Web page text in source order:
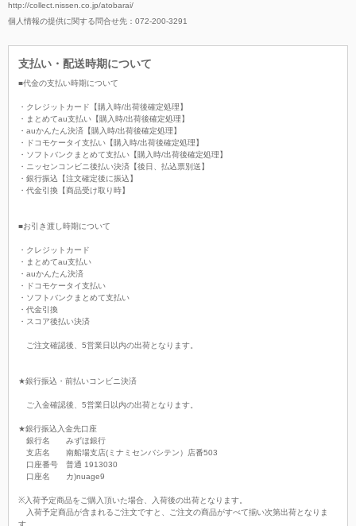
http://collect.nissen.co.jp/atobarai/
個人情報の提供に関する問合せ先：072-200-3291
支払い・配送時期について
■代金の支払い時期について
・クレジットカード【購入時/出荷後確定処理】
・まとめてau支払い【購入時/出荷後確定処理】
・auかんたん決済【購入時/出荷後確定処理】
・ドコモケータイ支払い【購入時/出荷後確定処理】
・ソフトバンクまとめて支払い【購入時/出荷後確定処理】
・ニッセンコンビニ後払い決済【後日、払込票別送】
・銀行振込【注文確定後に振込】
・代金引換【商品受け取り時】
■お引き渡し時期について
・クレジットカード
・まとめてau支払い
・auかんたん決済
・ドコモケータイ支払い
・ソフトバンクまとめて支払い
・代金引換
・スコア後払い決済
ご注文確認後、5営業日以内の出荷となります。
★銀行振込・前払いコンビニ決済
ご入金確認後、5営業日以内の出荷となります。
★銀行振込入金先口座
銀行名 みずほ銀行
支店名 南船場支店(ミナミセンバシテン）店番503
口座番号 普通 1913030
口座名 カ)nuage9
※入荷予定商品をご購入頂いた場合、入荷後の出荷となります。
入荷予定商品が含まれるご注文ですと、ご注文の商品がすべて揃い次第出荷となりま
す。